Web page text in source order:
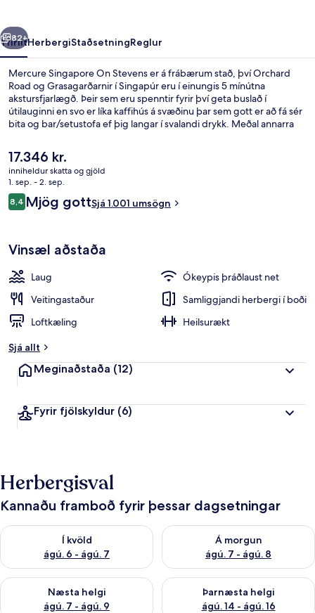
Næsta
82+
YfirlitHerbergiStaðsetningReglur
Mercure Singapore On Stevens er á frábærum stað, því Orchard
Road og Grasagarðarnir í Singapúr eru í einungis 5 mínútna
akstursfjarlægð. Þeir sem eru spenntir fyrir því geta buslað í
útilauginni en svo er líka kaffihús á svæðinu þar sem gott er að fá sér
bita og bar/setustofa ef þig langar í svalandi drykk. Meðal annarra
líkamsrækt sem er opin allan sólarhringinn og líkamsræktaraðstaða.
Meðal þess sem ferðamenn sem hafa heimsótt staðinn eru
sérstaklega ánægðir með eru hjálpsamt starfsfólk og ástand
gististaðarins almennt. Gististaðurinn er stutt frá
almenningssamgöngum: Stevens-neðanjarðarlestarstöðin er í 10
mínútna göngufjarlægð.
Núverandi
verð
er
17.346 kr.
17.346 kr.
inniheldur skatta og gjöld
1. sep. - 2. sep.
Umsagnir
8,48,4 af 10
Mjög gottSjá 1.001 umsögn
Vinsæl aðstaða
Laug
Ókeypis þráðlaust net
Veitingastaður
Samliggjandi herbergi í boði
Loftkæling
Heilsurækt
Sjá allt
Meginaðstaða (12)
Fyrir fjölskyldur (6)
Herbergisval
Kannaðu framboð fyrir þessar dagsetningar
Í kvöld
ágú. 6 - ágú. 7
Athuga framboð í kvöld ágú. 6 - ágú. 7
Á morgun
ágú. 7 - ágú. 8
Athuga framboð á morgun
Næsta helgi
ágú. 7 - ágú. 9
Athuga framboð næstu helgi ágú. 7 - ágú. 9
Þarnæsta helgi
ágú. 14 - ágú. 16
Athuga framboð þarnæstu